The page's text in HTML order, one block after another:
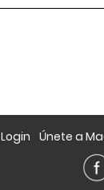
Login Únete a